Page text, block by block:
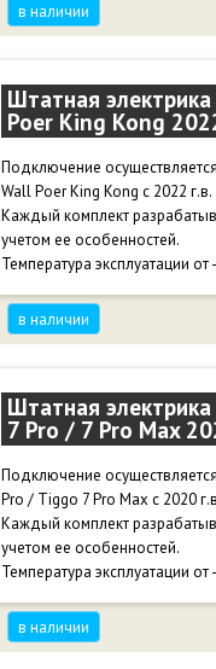
в наличии
Штатная
Poer King Kong
Подключение
Wall Poer King Kong с 2022 г.в.
Каждый комплект
учетом ее особенностей.
Температура эксплуатации от
в наличии
Штатная
7 Pro / 7 Pro Max
Подключение
Pro / Tiggo 7 Pro Max с 2020
Каждый комплект
учетом ее особенностей.
Температура эксплуатации от
в наличии